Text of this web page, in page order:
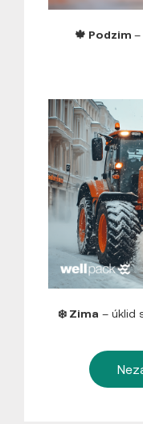
🍁 Podzim –
❄️ Zima – úklid